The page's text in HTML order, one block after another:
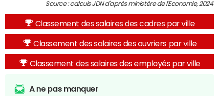
Source : calculs JDN d'après ministère de l'Economie, 2024
Classement des salaires des cadres par ville
Classement des salaires des ouvriers par ville
Classement des salaires des employés par ville
A ne pas manquer